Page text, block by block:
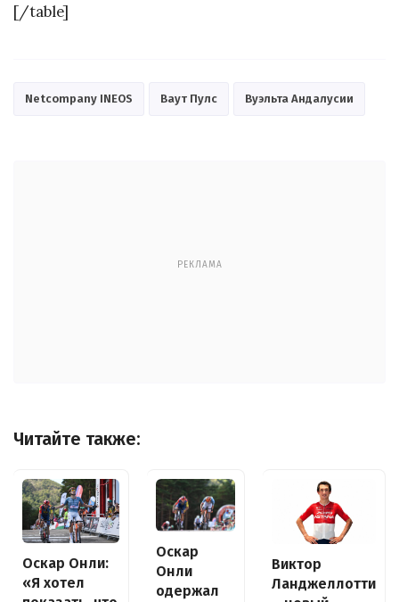
[/table]
Netcompany INEOS Ваут Пулс Вуэльта Андалусии
РЕКЛАМА
Читайте также:
Оскар Онли:
«Я хотел
Оскар
Онли
одержал
Виктор
Ланджеллотти